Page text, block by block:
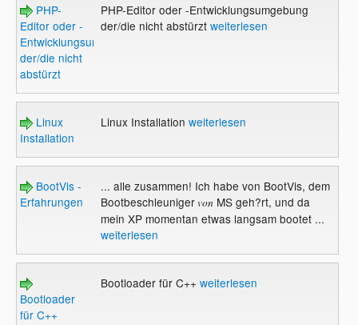
PHP-
Editor oder -
Entwicklungsumgebung
der/die nicht
abstürzt
PHP-Editor oder -Entwicklungsumgebung
der/die nicht abstürzt weiterlesen
Linux
Installation
Linux Installation weiterlesen
BootVis -
Erfahrungen
... alle zusammen! Ich habe von BootVis, dem
BootbeschleunigervonMS geh?rt, und da
mein XP momentan etwas langsam bootet ...
weiterlesen
Bootloader
für C++
Bootloader für C++ weiterlesen